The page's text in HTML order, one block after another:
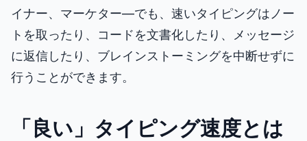
イナー、マーケター—でも、速いタイピングはノー
トを取ったり、コードを文書化したり、メッセージ
に返信したり、ブレインストーミングを中断せずに
行うことができます。
「良い」タイピング速度とは